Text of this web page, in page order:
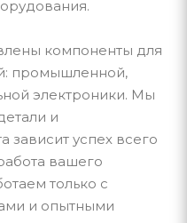
компоненты для
промышленной,
электроники. Мы
и
зависит успех всего
вашего
только с
и опытными